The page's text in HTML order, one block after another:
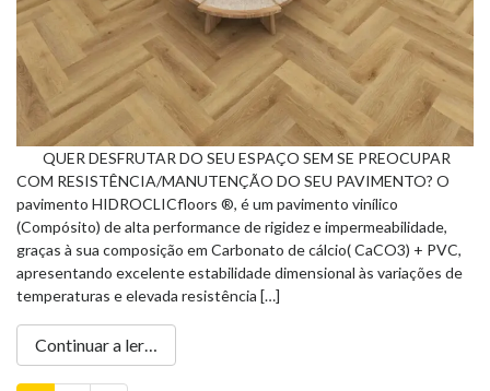
QUER DESFRUTAR DO SEU ESPAÇO SEM SE PREOCUPAR
COM RESISTÊNCIA/MANUTENÇÃO DO SEU PAVIMENTO? O
pavimento HIDROCLICfloors ®, é um pavimento vinílico
(Compósito) de alta performance de rigidez e impermeabilidade,
graças à sua composição em Carbonato de cálcio( CaCO3) + PVC,
apresentando excelente estabilidade dimensional às variações de
temperaturas e elevada resistência […]
Continuar a ler…